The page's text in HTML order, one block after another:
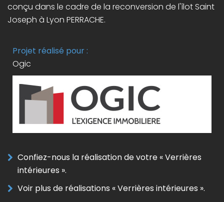
conçu dans le cadre de la reconversion de l'îlot Saint
Joseph à Lyon PERRACHE.
Projet réalisé pour :
Ogic
Confiez-nous la réalisation de votre « Verrières
intérieures ».
Voir plus de réalisations « Verrières intérieures ».